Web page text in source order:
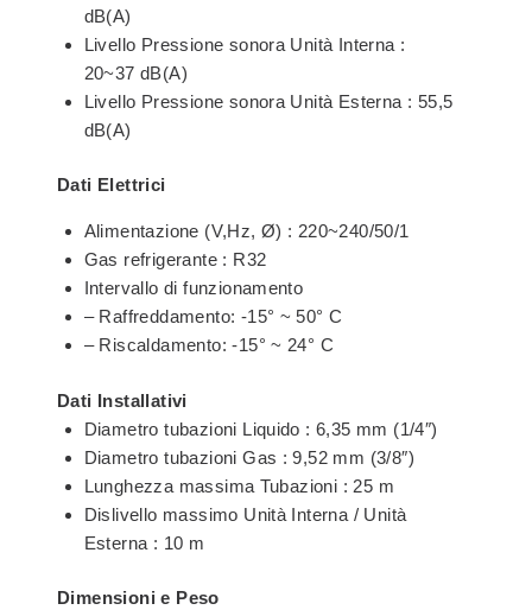
dB(A)
Livello Pressione sonora Unità Interna :
20~37 dB(A)
Livello Pressione sonora Unità Esterna : 55,5
dB(A)
Dati Elettrici
Alimentazione (V,Hz, Ø) : 220~240/50/1
Gas refrigerante : R32
Intervallo di funzionamento
– Raffreddamento: -15° ~ 50° C
– Riscaldamento: -15° ~ 24° C
Dati Installativi
Diametro tubazioni Liquido : 6,35 mm (1/4″)
Diametro tubazioni Gas : 9,52 mm (3/8″)
Lunghezza massima Tubazioni : 25 m
Dislivello massimo Unità Interna / Unità
Esterna : 10 m
Dimensioni e Peso